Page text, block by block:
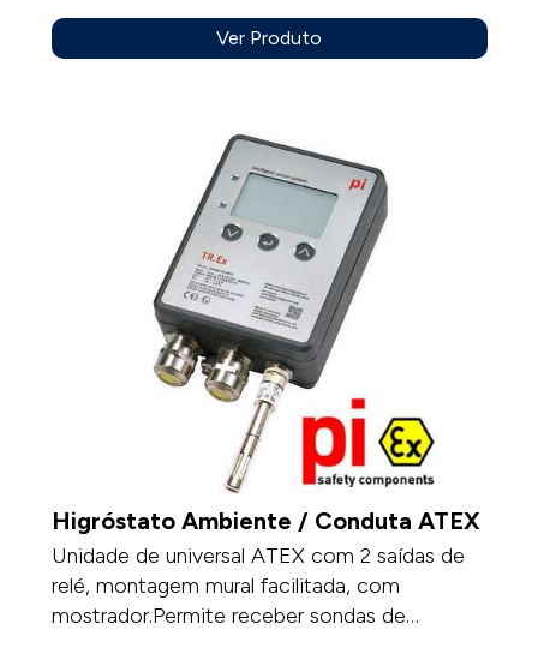
temperatura, sondas humidade, módulos de
pressão, modulo pressão /caudal com
Ver Produto
Higróstato Ambiente / Conduta ATEX
Unidade de universal ATEX com 2 saídas de
relé, montagem mural facilitada, com
mostrador.Permite receber sondas de